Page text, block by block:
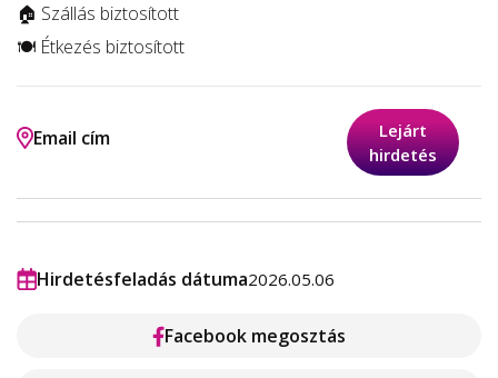
🏠 Szállás biztosított
🍽️ Étkezés biztosított
Email cím
Lejárt
hirdetés
Hirdetésfeladás dátuma2026.05.06
Facebook megosztás